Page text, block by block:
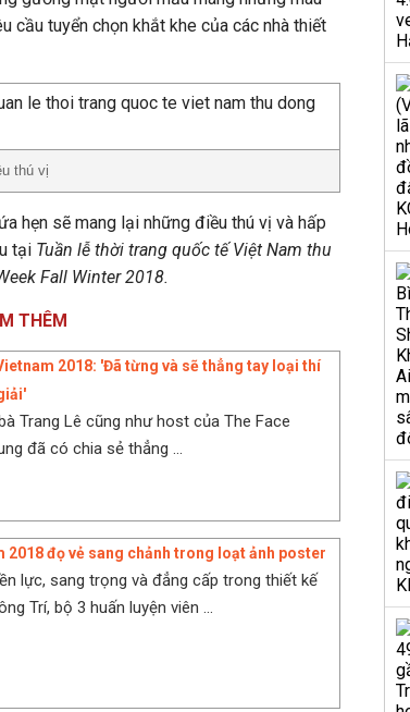
cầu tuyển chọn khắt khe của các nhà thiết
thú vị
hẹn sẽ mang lại những điều thú vị và hấp
tại Tuần lễ thời trang quốc tế Việt Nam thu
Fall Winter 2018.
THÊM
2018: 'Đã từng và sẽ thẳng tay loại thí
Trang Lê cũng như host của The Face
đã có chia sẻ thẳng ...
2018 đọ vẻ sang chảnh trong loạt ảnh poster
lực, sang trọng và đẳng cấp trong thiết kế
Trí, bộ 3 huấn luyện viên ...